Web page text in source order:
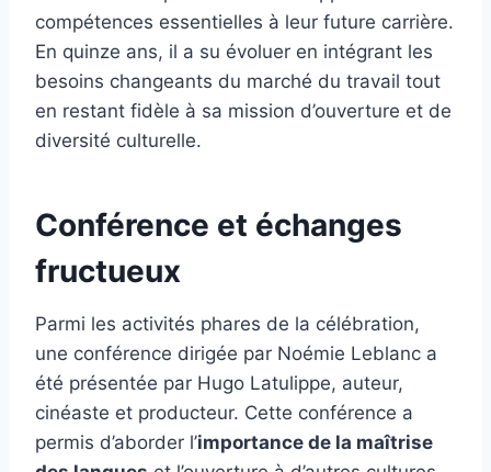
compétences essentielles à leur future carrière.
En quinze ans, il a su évoluer en intégrant les
besoins changeants du marché du travail tout
en restant fidèle à sa mission d’ouverture et de
diversité culturelle.
Conférence et échanges
fructueux
Parmi les activités phares de la célébration,
une conférence dirigée par Noémie Leblanc a
été présentée par Hugo Latulippe, auteur,
cinéaste et producteur. Cette conférence a
permis d’aborder l’importance de la maîtrise